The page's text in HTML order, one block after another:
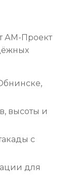
АМ-Проект
высоты и
с
для